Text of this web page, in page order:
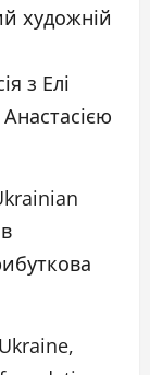
художній
з Елі